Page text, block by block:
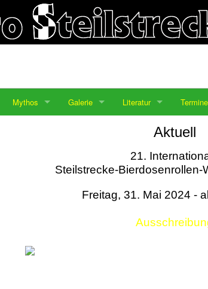
Mythos Galerie Literatur Termine
Aktuell
21.
Steilstrecke-Bierdosenrollen-
Freitag, 31. Mai 2024 -